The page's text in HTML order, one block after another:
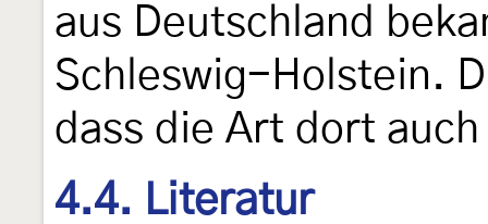
aus Deutschland
Schleswig-Holstein.
dass die Art dort
4.4. Literatur